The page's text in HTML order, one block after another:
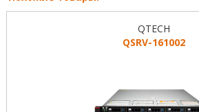
QTECH
QSRV-161002